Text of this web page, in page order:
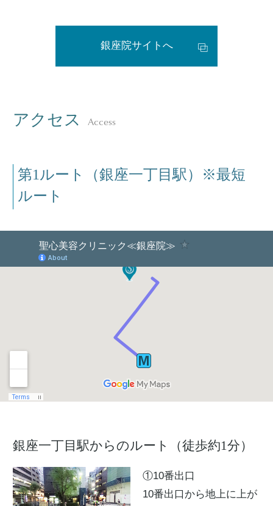
銀座院サイトへ
アクセス Access
第1ルート（銀座一丁目駅）※最短
ルート
銀座一丁目駅からのルート（徒歩約1分）
①10番出口
10番出口から地上に上が